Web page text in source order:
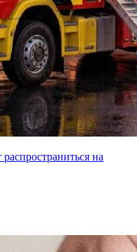
на